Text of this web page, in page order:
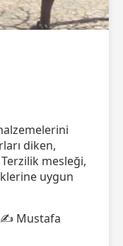
diken,
mesleği,
uygun
✍️ Mustafa